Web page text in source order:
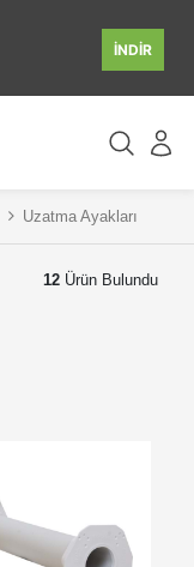
İNDİR
Uzatma Ayakları
12 Ürün Bulundu